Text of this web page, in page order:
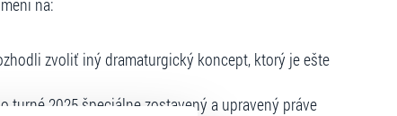
na:
zvoliť iný dramaturgický koncept, ktorý je ešte
2025 špeciálne zostavený a upravený práve